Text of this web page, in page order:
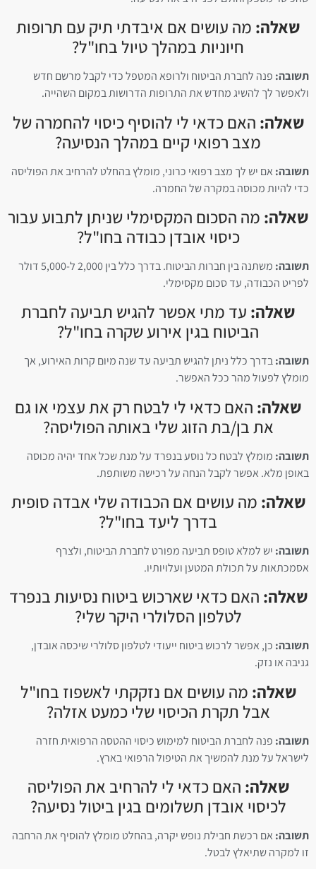
שאלה: מה עושים אם איבדתי תיק עם תרופות
חיוניות במהלך טיול בחו"ל?
תשובה: פנה לחברת הביטוח ולרופא המטפל כדי לקבל מרשם חדש
ולאפשר לך להשיג מחדש את התרופות הדרושות במקום השהייה.
שאלה: האם כדאי לי להוסיף כיסוי להחמרה של
מצב רפואי קיים במהלך הנסיעה?
תשובה: אם יש לך מצב רפואי כרוני, מומלץ בהחלט להרחיב את הפוליסה
כדי להיות מכוסה במקרה של החמרה.
שאלה: מה הסכום המקסימלי שניתן לתבוע עבור
כיסוי אובדן כבודה בחו"ל?
תשובה:
משתנה בין חברות הביטוח. בדרך כלל בין 2,000 ל-5,000 דולר
לפריט הכבודה, עד סכום מקסימלי.
שאלה: עד מתי אפשר להגיש תביעה לחברת
הביטוח בגין אירוע שקרה בחו"ל?
תשובה:בדרך כלל ניתן להגיש תביעה עד שנה מיום קרות האירוע, אך
מומלץ לפעול מהר ככל האפשר.
שאלה: האם כדאי לי לבטח רק את עצמי או גם
את בן/בת הזוג שלי באותה הפוליסה?
תשובה: מומלץ לבטח כל נוסע בנפרד על מנת שכל אחד יהיה מכוסה
באופן מלא. אפשר לקבל הנחה על רכישה משותפת.
שאלה: מה עושים אם הכבודה שלי אבדה סופית
בדרך ליעד בחו"ל?
תשובה: יש למלא טופס תביעה מפורט לחברת הביטוח, ולצרף
אסמכתאות על תכולת המטען ועלויותיו.
שאלה: האם כדאי שארכוש ביטוח נסיעות בנפרד
לטלפון הסלולרי היקר שלי?
תשובה: כן, אפשר לרכוש ביטוח ייעודי לטלפון סלולרי שיכסה אובדן,
גניבה או נזק.
שאלה: מה עושים אם נזקקתי לאשפוז בחו"ל
אבל תקרת הכיסוי שלי כמעט אזלה?
תשובה: פנה לחברת הביטוח למימוש כיסוי ההטסה הרפואית חזרה
לישראל על מנת להמשיך את הטיפול הרפואי בארץ.
שאלה: האם כדאי לי להרחיב את הפוליסה
לכיסוי אובדן תשלומים בגין ביטול נסיעה?
תשובה: אם רכשת חבילת נופש יקרה, בהחלט מומלץ להוסיף את הרחבה
זו למקרה שתיאלץ לבטל.